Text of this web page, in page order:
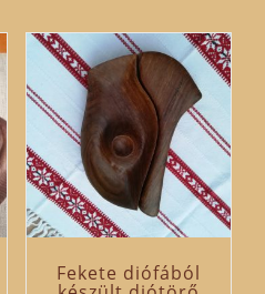
Fekete diófából